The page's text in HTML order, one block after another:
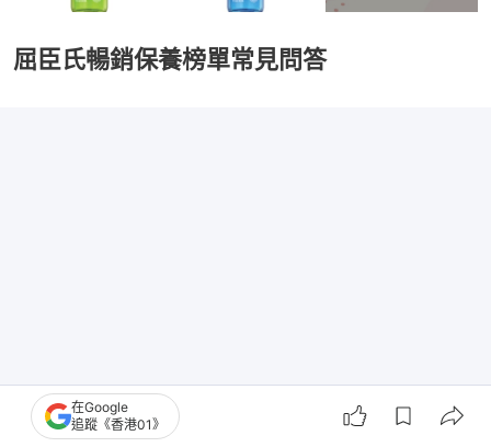
屈臣氏暢銷保養榜單常見問答
在Google
追蹤《香港01》